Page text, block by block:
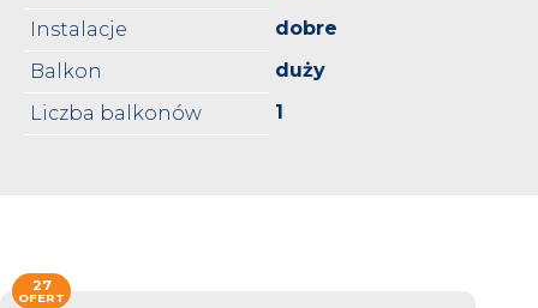
Instalacje
dobre
Balkon
duży
Liczba balkonów
1
27
OFERT